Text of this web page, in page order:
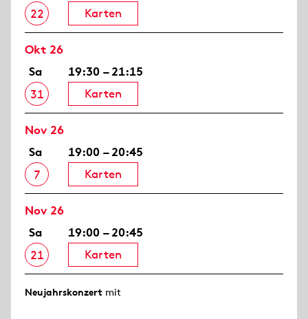
22
Karten
Okt 26
Sa
31
19:30 – 21:15
Karten
Nov 26
Sa
7
19:00 – 20:45
Karten
Nov 26
Sa
21
19:00 – 20:45
Karten
Neujahrs­konzert mit